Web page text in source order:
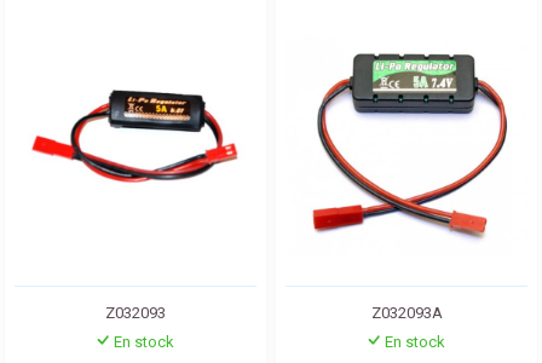
Z032093
En stock
Z032093A
En stock